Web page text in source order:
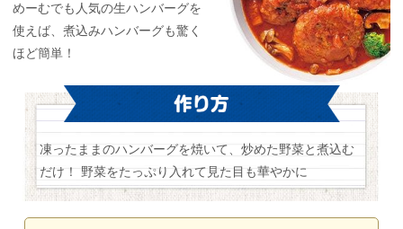
めーむでも人気の生ハンバーグを
使えば、煮込みハンバーグも驚く
ほど簡単！
凍ったままのハンバーグを焼いて、炒めた野菜と煮込む
だけ！
野菜をたっぷり入れて見た目も華やかに